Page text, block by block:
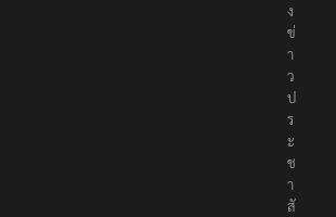
ง
ข่
า
ว
ป
ร
ะ
ช
า
สั